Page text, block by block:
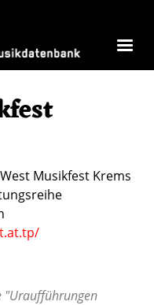
Musikfest Krems
"Uraufführungen